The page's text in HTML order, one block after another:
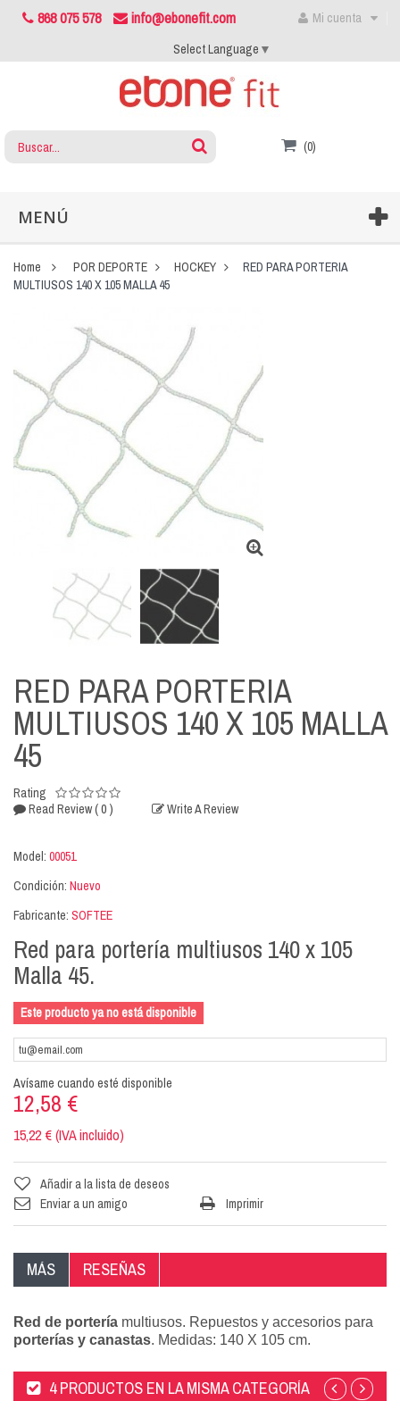
868 075 578 info@ebonefit.com
Mi cuenta
Select Language ▼
(0)
MENÚ
Home POR DEPORTE HOCKEY
RED PARA PORTERIA
MULTIUSOS 140 X 105 MALLA 45
RED PARA PORTERIA
MULTIUSOS 140 X 105 MALLA
45
Rating
Read Review( 0 ) Write A Review
Model: 00051
Condición: Nuevo
Fabricante: SOFTEE
Red para portería multiusos 140 x 105
Malla 45.
Este producto ya no está disponible
Avísame cuando esté disponible
12,58 €
15,22 € (IVA incluido)
Añadir a la lista de deseos
Enviar a un amigo
Imprimir
MÁS RESEÑAS
Red de portería multiusos. Repuestos y accesorios para
porterías y canastas. Medidas: 140 X 105 cm.
4 PRODUCTOS EN LA MISMA CATEGORÍA